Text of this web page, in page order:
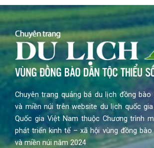
Chuyên trang quảng bá du lịch đồng
và miền núi trên website du lịch quốc
Quốc gia Việt Nam thuộc Chương trình
phát triển kinh tế – xã hội vùng đồng
và miền núi năm 2024